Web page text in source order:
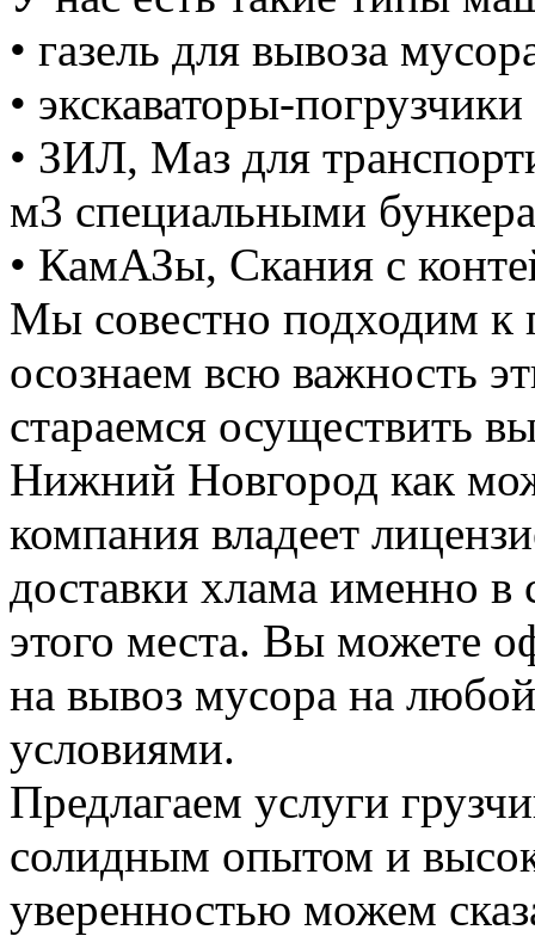
• газель для вывоза
• экскаваторы-
• ЗИЛ, Маз для
м3 специальными
• КамАЗы, Скания с
Мы совестно подходим к
осознаем всю важность
стараемся осуществить
Нижний Новгород как
компания владеет
доставки хлама именно в
этого места. Вы можете
на вывоз мусора на
условиями.
Предлагаем услуги
солидным опытом и
уверенностью можем